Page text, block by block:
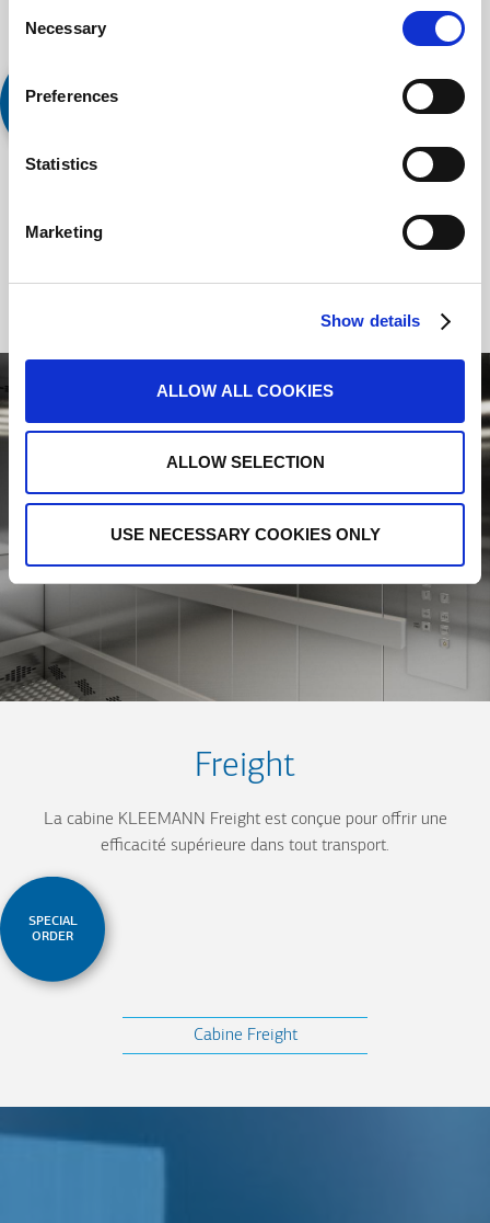
Selection
Necessary
Preferences
Statistics
Marketing
Show details
ALLOW ALL COOKIES
ALLOW SELECTION
USE NECESSARY COOKIES ONLY
SPECIAL
A310
Freight
La cabine KLEEMANN Freight est conçue pour offrir une
efficacité supérieure dans tout transport.
SPECIAL
ORDER
Cabine Freight